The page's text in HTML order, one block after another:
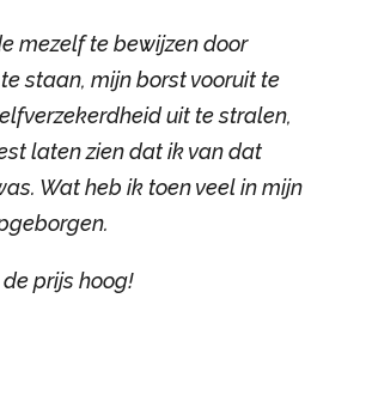
mezelf te bewijzen door
staan, mijn borst vooruit te
uit te stralen,
laten zien dat ik van dat
Wat heb ik toen veel in mijn
prijs hoog!